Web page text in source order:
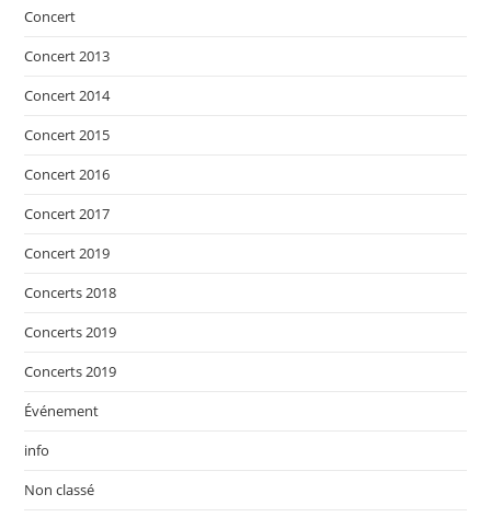
Concert
Concert 2013
Concert 2014
Concert 2015
Concert 2016
Concert 2017
Concert 2019
Concerts 2018
Concerts 2019
Concerts 2019
Événement
info
Non classé